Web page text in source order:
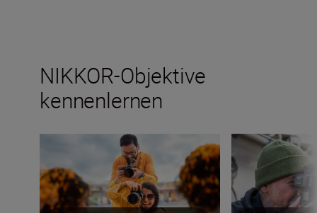
NIKKOR-Objektive
kennenlernen
Wie viele Objektive brauche ich? Welche